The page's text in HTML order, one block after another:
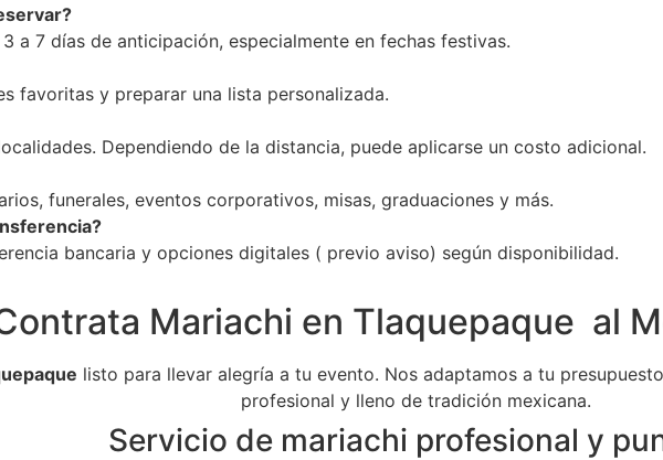
a 7 días de anticipación, especialmente en fechas festivas.
favoritas y preparar una lista personalizada.
Dependiendo de la distancia, puede aplicarse un costo adicional.
funerales, eventos corporativos, misas, graduaciones y más.
bancaria y opciones digitales ( previo aviso) según disponibilidad.
Mariachi en Tlaquepaque al
listo para llevar alegría a tu evento. Nos adaptamos a tu
profesional y lleno de tradición mexicana.
Servicio de mariachi profesional y